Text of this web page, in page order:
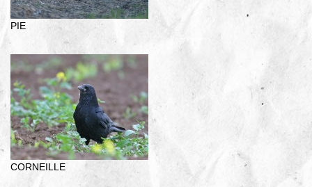
PIE
CORNEILLE